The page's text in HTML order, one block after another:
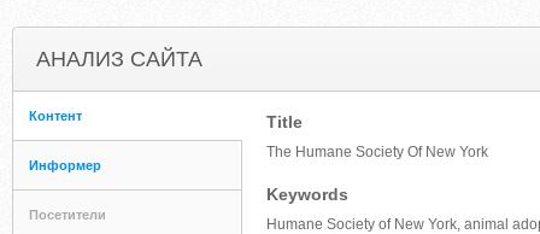
АНАЛИЗ САЙТА
Контент
Информер
Посетители
Title
The Humane Society Of New York
Keywords
Humane Society of New York, animal